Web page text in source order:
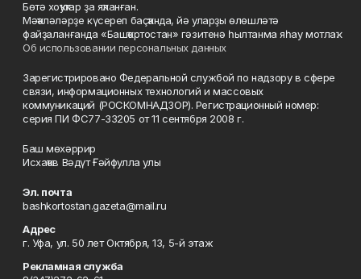
Бөтә хоҡуҡтар ҙа яҡланған.
Мәҡәләләрҙе күсереп баҫҡанда, йә уларҙы өлөшләтә
файҙаланғанда «Башҡортостан» гәзитенә һылтанма яһау мотлаҡ.
Об использовании персональных данных
Зарегистрировано Федеральной службой по надзору в сфере
связи, информационных технологий и массовых
коммуникаций (РОСКОМНАДЗОР). Регистрационный номер:
серия ПИ ФС77-33205 от 11 сентября 2008 г.
Баш мөхәррир
Исхаҡов Вәдүт Ғәйфулла улы
Эл. почта
bashkortostan.gazeta@mail.ru
Адрес
г. Уфа, ул. 50 лет Октября, 13, 5-й этаж
Рекламная служба